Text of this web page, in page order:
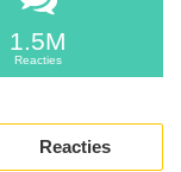
1.5M
Reacties
Reacties